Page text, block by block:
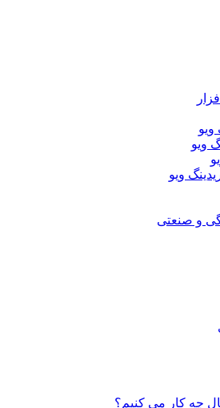
ویو
ویو
و صنعتی
چه کار می کنیم؟